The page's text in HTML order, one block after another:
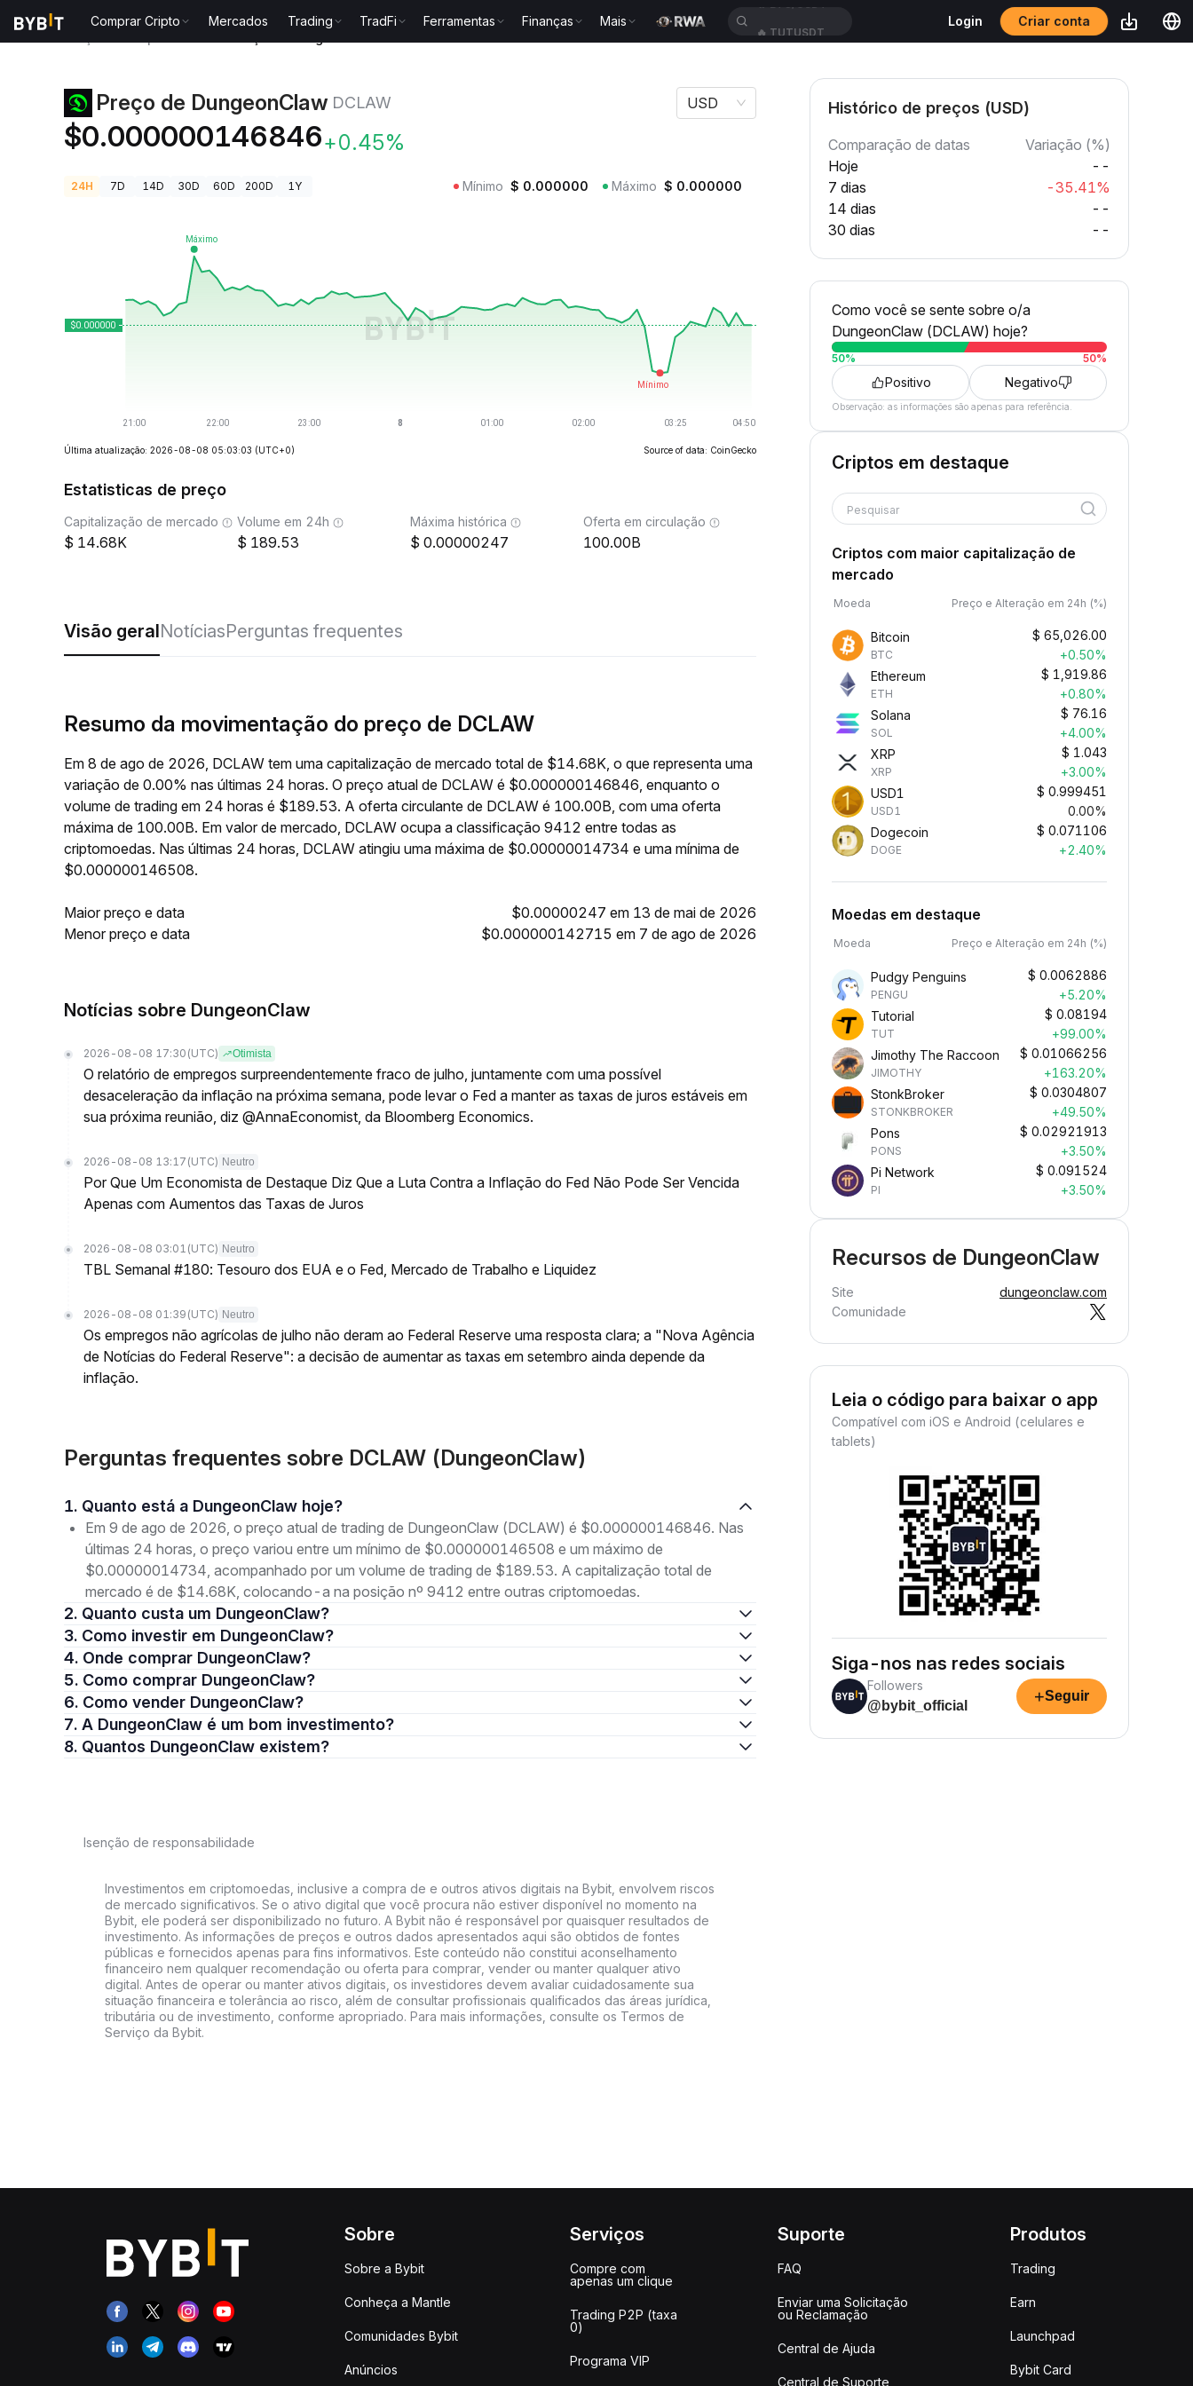
Comprar Cripto Mercados Trading TradFi Ferramentas Finanças Mais Login Criar conta
Preço de DungeonClaw DCLAW
$0.000000146846+0.45%
USD
24H 7D 14D 30D 60D 200D 1Y Mínimo $ 0.000000 Máximo $ 0.000000
Última atualização: 2026-08-08 05:03:03 (UTC+0) Source of data: CoinGecko
Estatisticas de preço
Capitalização de mercado
14.68K
Volume em 24h
189.53
Máxima histórica
0.00000247
Oferta em circulação
100.00B
Visão geralNotíciasPerguntas frequentes
Resumo da movimentação do preço de DCLAW
Em 8 de ago de 2026, DCLAW tem uma capitalização de mercado total de $14.68K, o que representa uma
variação de 0.00% nas últimas 24 horas. O preço atual de DCLAW é $0.000000146846, enquanto o
volume de trading em 24 horas é $189.53. A oferta circulante de DCLAW é 100.00B, com uma oferta
máxima de 100.00B. Em valor de mercado, DCLAW ocupa a classificação 9412 entre todas as
criptomoedas. Nas últimas 24 horas, DCLAW atingiu uma máxima de $0.00000014734 e uma mínima de
$0.000000146508.
Maior preço e data
$0.00000247 em 13 de mai de 2026
Menor preço e data
$0.000000142715 em 7 de ago de 2026
Notícias sobre DungeonClaw
2026-08-08 17:30 (UTC) Otimista
O relatório de empregos surpreendentemente fraco de julho, juntamente com uma possível
desaceleração da inflação na próxima semana, pode levar o Fed a manter as taxas de juros estáveis em
sua próxima reunião, diz @AnnaEconomist, da Bloomberg Economics.
2026-08-08 13:17 (UTC) Neutro
Por Que Um Economista de Destaque Diz Que a Luta Contra a Inflação do Fed Não Pode Ser Vencida
Apenas com Aumentos das Taxas de Juros
2026-08-08 03:01 (UTC) Neutro
TBL Semanal #180: Tesouro dos EUA e o Fed, Mercado de Trabalho e Liquidez
2026-08-08 01:39 (UTC) Neutro
Os empregos não agrícolas de julho não deram ao Federal Reserve uma resposta clara; a "Nova Agência
de Notícias do Federal Reserve": a decisão de aumentar as taxas em setembro ainda depende da
inflação.
Perguntas frequentes sobre DCLAW (DungeonClaw)
1. Quanto está a DungeonClaw hoje?
Em 9 de ago de 2026, o preço atual de trading de DungeonClaw (DCLAW) é $0.000000146846. Nas
últimas 24 horas, o preço variou entre um mínimo de $0.000000146508 e um máximo de
$0.00000014734, acompanhado por um volume de trading de $189.53. A capitalização total de
mercado é de $14.68K, colocando-a na posição nº 9412 entre outras criptomoedas.
2. Quanto custa um DungeonClaw?
3. Como investir em DungeonClaw?
4. Onde comprar DungeonClaw?
5. Como comprar DungeonClaw?
6. Como vender DungeonClaw?
7. A DungeonClaw é um bom investimento?
8. Quantos DungeonClaw existem?
Isenção de responsabilidade
Investimentos em criptomoedas, inclusive a compra de e outros ativos digitais na Bybit, envolvem riscos
de mercado significativos. Se o ativo digital que você procura não estiver disponível no momento na
Bybit, ele poderá ser disponibilizado no futuro. A Bybit não é responsável por quaisquer resultados de
investimento. As informações de preços e outros dados apresentados aqui são obtidos de fontes
públicas e fornecidos apenas para fins informativos. Este conteúdo não constitui aconselhamento
financeiro nem qualquer recomendação ou oferta para comprar, vender ou manter qualquer ativo
digital. Antes de operar ou manter ativos digitais, os investidores devem avaliar cuidadosamente sua
situação financeira e tolerância ao risco, além de consultar profissionais qualificados das áreas jurídica,
tributária ou de investimento, conforme apropriado. Para mais informações, consulte os Termos de
Serviço da Bybit.
Histórico de preços (USD)
Comparação de datas
Variação (%)
Hoje
--
7 dias
-35.41%
14 dias
--
30 dias
--
Como você se sente sobre o/a
DungeonClaw (DCLAW) hoje?
50% 50%
Positivo Negativo
Observação: as informações são apenas para referência.
Criptos em destaque
Pesquisar
Criptos com maior capitalização de
mercado
Moeda Preço e Alteração em 24h (%)
Bitcoin
BTC
$ 65,026.00
+0.50%
Ethereum
ETH
$ 1,919.86
+0.80%
Solana
SOL
$ 76.16
+4.00%
XRP
XRP
$ 1.043
+3.00%
USD1
USD1
$ 0.999451
0.00%
Dogecoin
DOGE
$ 0.071106
+2.40%
Moedas em destaque
Moeda Preço e Alteração em 24h (%)
Pudgy Penguins
PENGU
$ 0.0062886
+5.20%
Tutorial
TUT
$ 0.08194
+99.00%
Jimothy The Raccoon
JIMOTHY
$ 0.01066256
+163.20%
StonkBroker
STONKBROKER
$ 0.0304807
+49.50%
Pons
PONS
$ 0.02921913
+3.50%
Pi Network
PI
$ 0.091524
+3.50%
Recursos de DungeonClaw
Site
dungeonclaw.com
Comunidade
Leia o código para baixar o app
Compatível com iOS e Android (celulares e
tablets)
Siga-nos nas redes sociais
Followers
@bybit_official
+Seguir
Sobre
Sobre a Bybit
Conheça a Mantle
Comunidades Bybit
Anúncios
Serviços
Compre com
apenas um clique
Trading P2P (taxa
0)
Programa VIP
Suporte
FAQ
Enviar uma Solicitação
ou Reclamação
Central de Ajuda
Central de Suporte
Produtos
Trading
Earn
Launchpad
Bybit Card